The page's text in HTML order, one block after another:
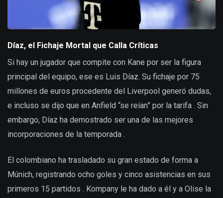
Díaz, el Fichaje Mortal que Calla Críticas
Si hay un jugador que compite con Kane por ser la figura
principal del equipo, ese es Luis Díaz. Su fichaje por 75
millones de euros procedente del Liverpool generó dudas,
e incluso se dijo que en Anfield “se reían” por la tarifa . Sin
embargo, Díaz ha demostrado ser una de las mejores
incorporaciones de la temporada .
El colombiano ha trasladado su gran estado de forma a
Múnich, registrando ocho goles y cinco asistencias en sus
primeros 15 partidos . Kompany le ha dado a él y a Olise la